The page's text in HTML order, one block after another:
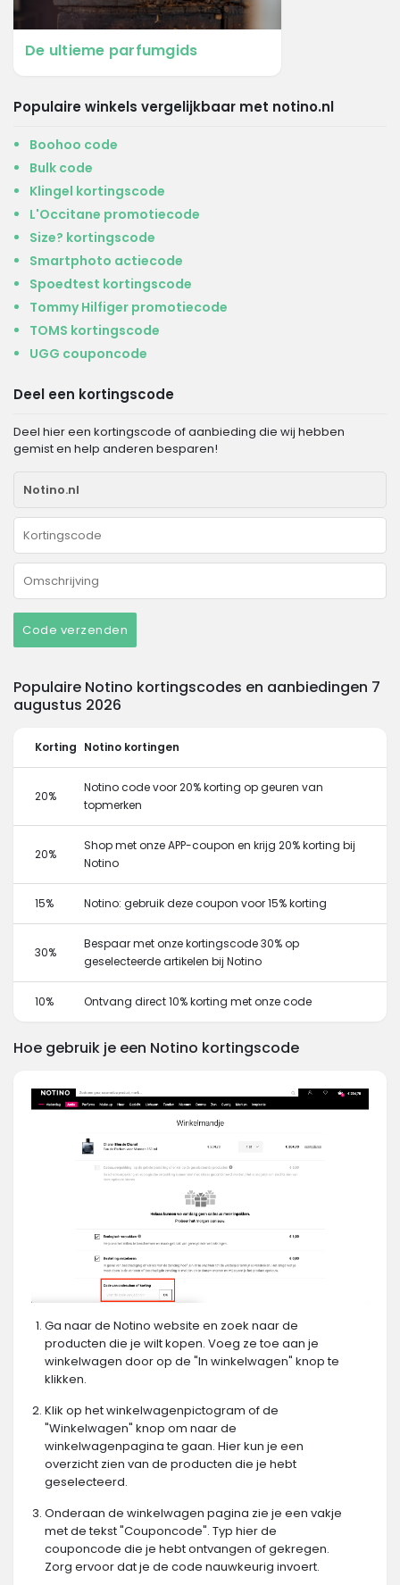
De ultieme parfumgids
Populaire winkels vergelijkbaar met notino.nl
Boohoo code
Bulk code
Klingel kortingscode
L'Occitane promotiecode
Size? kortingscode
Smartphoto actiecode
Spoedtest kortingscode
Tommy Hilfiger promotiecode
TOMS kortingscode
UGG couponcode
Deel een kortingscode
Deel hier een kortingscode of aanbieding die wij hebben
gemist en help anderen besparen!
Code verzenden
Populaire Notino kortingscodes en aanbiedingen 7
augustus 2026
Korting Notino kortingen
20%
Notino code voor 20% korting op geuren van
topmerken
20%
Shop met onze APP-coupon en krijg 20% korting bij
Notino
15% Notino: gebruik deze coupon voor 15% korting
30%
Bespaar met onze kortingscode 30% op
geselecteerde artikelen bij Notino
10% Ontvang direct 10% korting met onze code
Hoe gebruik je een Notino kortingscode
Ga naar de Notino website en zoek naar de
producten die je wilt kopen. Voeg ze toe aan je
winkelwagen door op de "In winkelwagen" knop te
klikken.
Klik op het winkelwagenpictogram of de
"Winkelwagen" knop om naar de
winkelwagenpagina te gaan. Hier kun je een
overzicht zien van de producten die je hebt
geselecteerd.
Onderaan de winkelwagen pagina zie je een vakje
met de tekst "Couponcode". Typ hier de
couponcode die je hebt ontvangen of gekregen.
Zorg ervoor dat je de code nauwkeurig invoert.